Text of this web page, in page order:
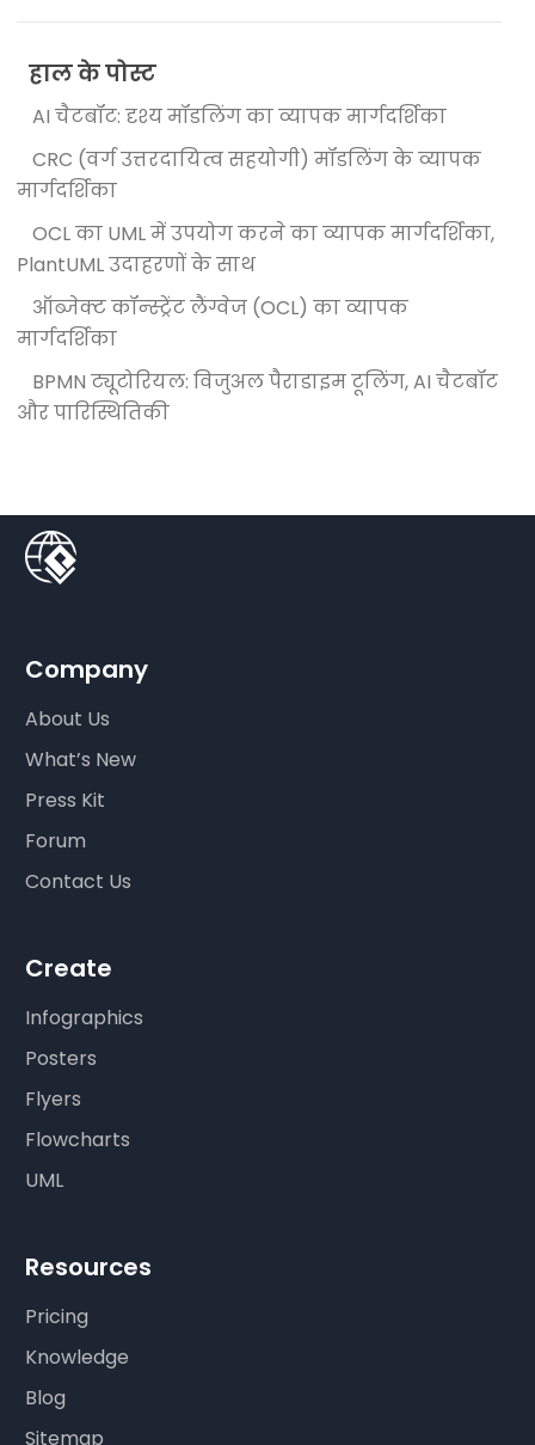
हाल के पोस्ट
AI चैटबॉट: दृश्य मॉडलिंग का व्यापक मार्गदर्शिका
CRC (वर्ग उत्तरदायित्व सहयोगी) मॉडलिंग के व्यापक
मार्गदर्शिका
OCL का UML में उपयोग करने का व्यापक मार्गदर्शिका,
PlantUML उदाहरणों के साथ
ऑब्जेक्ट कॉन्स्ट्रेंट लैंग्वेज (OCL) का व्यापक
मार्गदर्शिका
BPMN ट्यूटोरियल: विजुअल पैराडाइम टूलिंग, AI चैटबॉट
और पारिस्थितिकी
Company
About Us
What’s New
Press Kit
Forum
Contact Us
Create
Infographics
Posters
Flyers
Flowcharts
UML
Resources
Pricing
Knowledge
Blog
Sitemap